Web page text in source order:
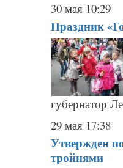
30 мая 10:29
Праздник
губернатор
29 мая 17:38
Утвержден
тройнями